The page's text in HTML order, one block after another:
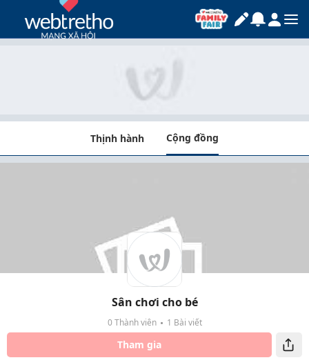
Thịnh hành Cộng đồng
Sân chơi cho bé
0 Thành viên 1 Bài viết
Tham gia